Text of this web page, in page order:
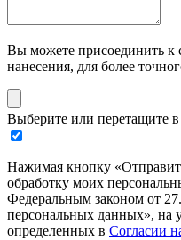
Вы можете присоединить
нанесения, для более
Выберите или перетащите
Нажимая кнопку
обработку моих
Федеральным законом от
персональных данных», на
определенных в Согласии